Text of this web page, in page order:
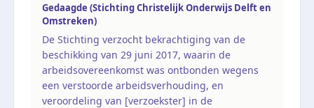
Gedaagde (Stichting Christelijk Onderwijs Delft en
Omstreken)
De Stichting verzocht bekrachtiging van de
beschikking van 29 juni 2017, waarin de
arbeidsovereenkomst was ontbonden wegens
een verstoorde arbeidsverhouding, en
veroordeling van [verzoekster] in de